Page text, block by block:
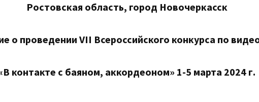
Ростовская область, город Новочеркасск
о проведении VII Всероссийского конкурса по
контакте с баяном, аккордеоном» 1-5 марта 2024 г.